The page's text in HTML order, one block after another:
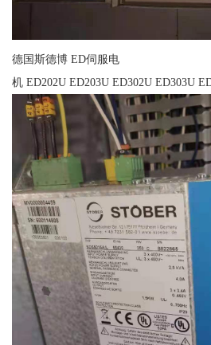
德国斯德博 ED伺服电
机 ED202U ED203U ED302U ED303U